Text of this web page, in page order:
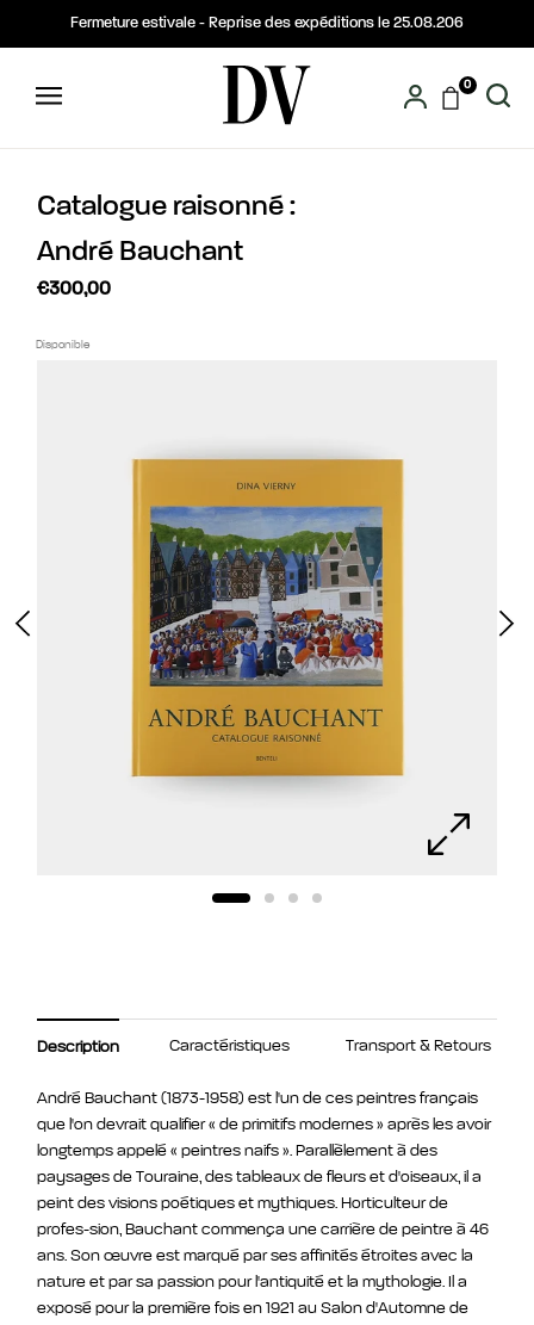
Fermeture estivale - Reprise des expéditions le 25.08.206
0
Disponible
Catalogue raisonné :
André Bauchant
€300,00
Description Caractéristiques Transport & Retours
André Bauchant (1873-1958) est l'un de ces peintres français
que l'on devrait qualifier « de primitifs modernes » après les avoir
longtemps appelé « peintres naifs ». Parallèlement à des
paysages de Touraine, des tableaux de fleurs et d'oiseaux, il a
peint des visions poétiques et mythiques. Horticulteur de
profes-sion, Bauchant commença une carrière de peintre à 46
ans. Son œuvre est marqué par ses affinités étroites avec la
nature et par sa passion pour l'antiquité et la mythologie. Il a
exposé pour la première fois en 1921 au Salon d'Automne de